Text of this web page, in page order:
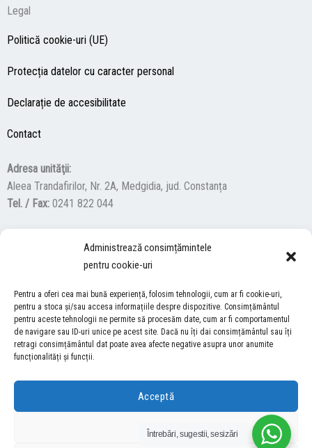
Administrează consimțămintele
pentru cookie-uri
Pentru a oferi cea mai bună experiență, folosim tehnologii, cum ar fi cookie-uri,
pentru a stoca și/sau accesa informațiile despre dispozitive. Consimțământul
pentru aceste tehnologii ne permite să procesăm date, cum ar fi comportamentul
de navigare sau ID-uri unice pe acest site. Dacă nu îți dai consimțământul sau îți
retragi consimțământul dat poate avea afecte negative asupra unor anumite
funcționalități și funcții.
Acceptă
Refuză
Legal
Politică cookie-uri (UE)
Protecția datelor cu caracter personal
Declarație de accesibilitate
Contact
Adresa unităţii:
Aleea Trandafirilor, Nr. 2A, Medgidia, jud. Constanța
Tel. / Fax: 0241 822 044
F
a
c
e
b
o
k
Y
u
t
u
b
I
s
t
a
g
a
ACCES NEVĂZĂTORI
Descărcați programul NonVisual Desktop Acces, care oferă
persoanelor cu dizabilități vizuale posibilitatea de a consulta site-ul
nostru.
DESCARCĂ AICI
COPYRIGHT © 2026 ŞCOALA GIMNAZIALĂ “LUCIAN GRIGORESCU” MEDGIDIA
Întrebări, sugestii, sesizări